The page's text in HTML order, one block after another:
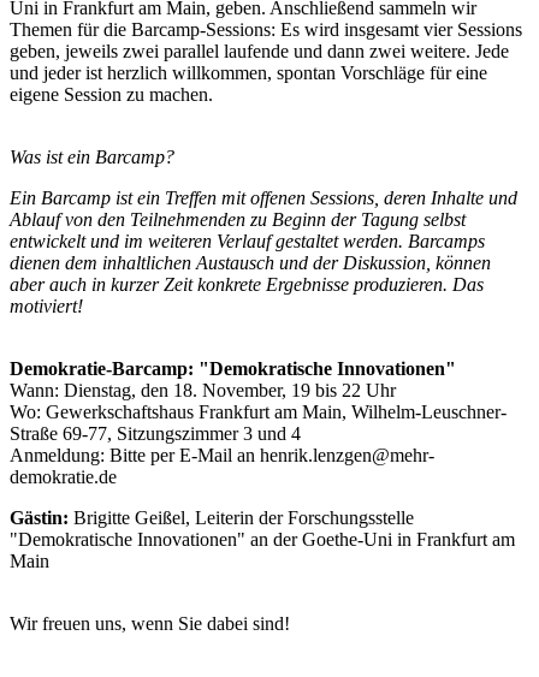
Uni in Frankfurt am Main, geben. Anschließend sammeln wir
Themen für die Barcamp-Sessions: Es wird insgesamt vier Sessions
geben, jeweils zwei parallel laufende und dann zwei weitere. Jede
und jeder ist herzlich willkommen, spontan Vorschläge für eine
eigene Session zu machen.
Was ist ein Barcamp?
Ein Barcamp ist ein Treffen mit offenen Sessions, deren Inhalte und
Ablauf von den Teilnehmenden zu Beginn der Tagung selbst
entwickelt und im weiteren Verlauf gestaltet werden. Barcamps
dienen dem inhaltlichen Austausch und der Diskussion, können
aber auch in kurzer Zeit konkrete Ergebnisse produzieren. Das
motiviert!
Demokratie-Barcamp: "Demokratische Innovationen"
Wann: Dienstag, den 18. November, 19 bis 22 Uhr
Wo: Gewerkschaftshaus Frankfurt am Main, Wilhelm-Leuschner-
Straße 69-77, Sitzungszimmer 3 und 4
Anmeldung: Bitte per E-Mail an henrik.lenzgen@mehr-
demokratie.de
Gästin: Brigitte Geißel, Leiterin der Forschungsstelle
"Demokratische Innovationen" an der Goethe-Uni in Frankfurt am
Main
Wir freuen uns, wenn Sie dabei sind!